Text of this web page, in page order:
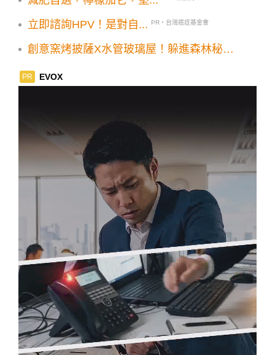
立即諮詢HPV！是對自... PR・台灣癌症基金會
創意窯烤披薩X水管玻璃屋！躲進森林秘境
PR EVOX